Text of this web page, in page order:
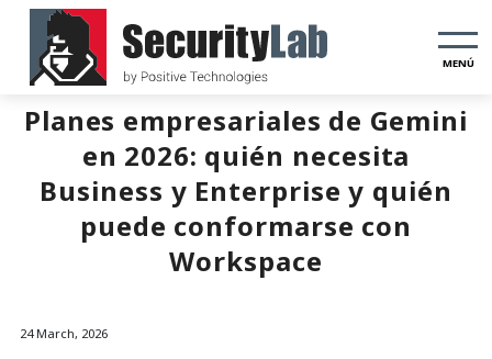
MENÚ
Planes empresariales de Gemini
en 2026: quién necesita
Business y Enterprise y quién
puede conformarse con
Workspace
24 March, 2026